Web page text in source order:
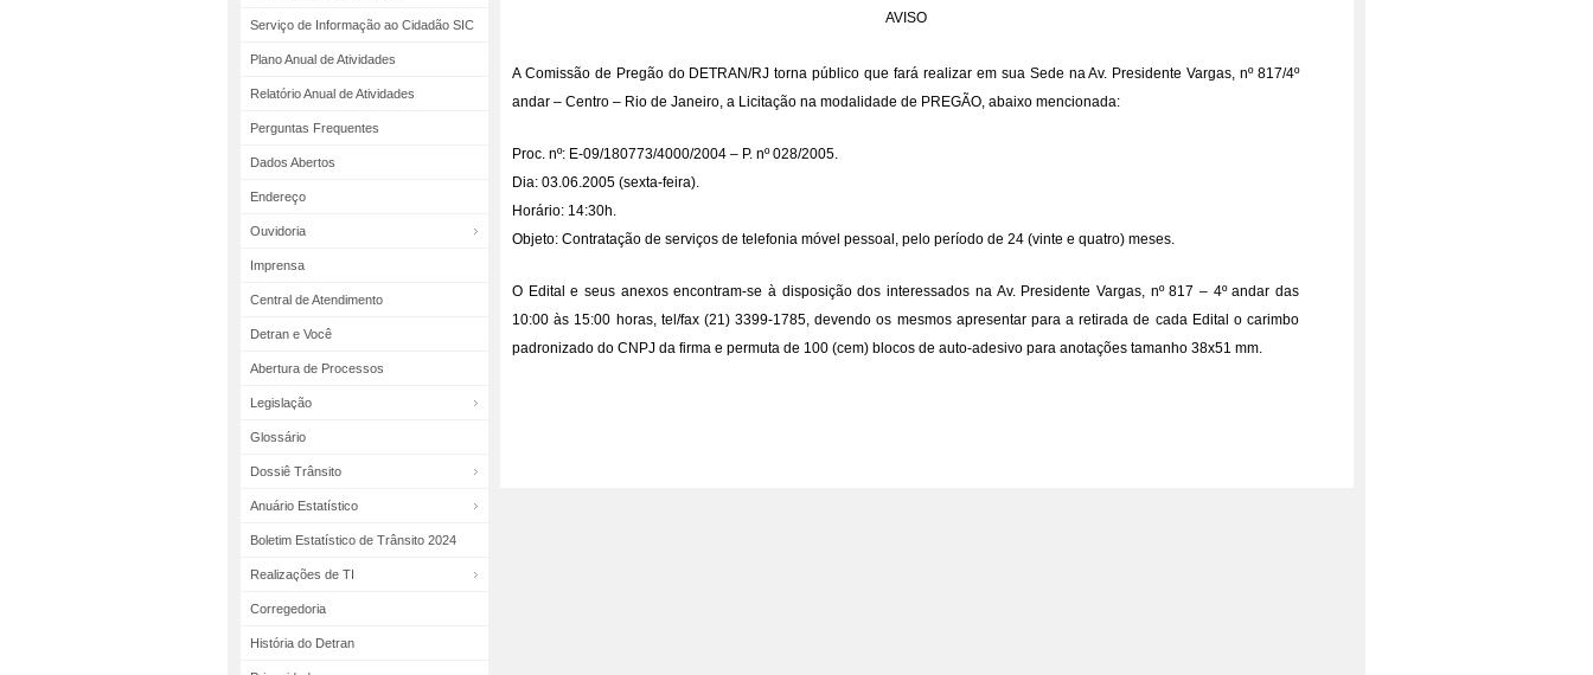
Serviço de Informação ao Cidadão SIC
Plano Anual de Atividades
Relatório Anual de Atividades
Perguntas Frequentes
Dados Abertos
Endereço
Ouvidoria
Imprensa
Central de Atendimento
Detran e Você
Abertura de Processos
Legislação
Glossário
Dossiê Trânsito
Anuário Estatístico
Boletim Estatístico de Trânsito 2024
Realizações de TI
Corregedoria
História do Detran
AVISO
A Comissão de Pregão do DETRAN/RJ torna público que fará realizar em sua Sede na Av. Presidente Vargas, nº 817/4º
andar – Centro – Rio de Janeiro, a Licitação na modalidade de PREGÃO, abaixo mencionada:
Proc. nº: E-09/180773/4000/2004 – P. nº 028/2005.
Dia: 03.06.2005 (sexta-feira).
Horário: 14:30h.
Objeto: Contratação de serviços de telefonia móvel pessoal, pelo período de 24 (vinte e quatro) meses.
O Edital e seus anexos encontram-se à disposição dos interessados na Av. Presidente Vargas, nº 817 – 4º andar das
10:00 às 15:00 horas, tel/fax (21) 3399-1785, devendo os mesmos apresentar para a retirada de cada Edital o carimbo
padronizado do CNPJ da firma e permuta de 100 (cem) blocos de auto-adesivo para anotações tamanho 38x51 mm.